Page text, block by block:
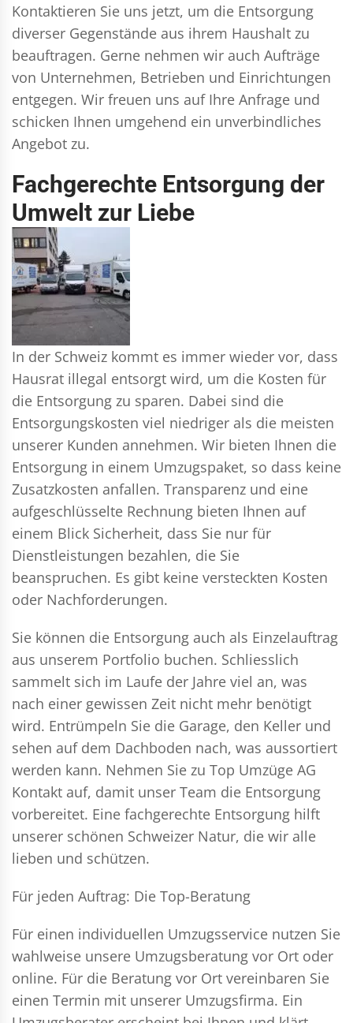
Kontaktieren Sie uns jetzt, um die Entsorgung
diverser Gegenstände aus ihrem Haushalt zu
beauftragen. Gerne nehmen wir auch Aufträge
von Unternehmen, Betrieben und Einrichtungen
entgegen. Wir freuen uns auf Ihre Anfrage und
schicken Ihnen umgehend ein unverbindliches
Angebot zu.
Fachgerechte Entsorgung der
Umwelt zur Liebe
In der Schweiz kommt es immer wieder vor, dass
Hausrat illegal entsorgt wird, um die Kosten für
die Entsorgung zu sparen. Dabei sind die
Entsorgungskosten viel niedriger als die meisten
unserer Kunden annehmen. Wir bieten Ihnen die
Entsorgung in einem Umzugspaket, so dass keine
Zusatzkosten anfallen. Transparenz und eine
aufgeschlüsselte Rechnung bieten Ihnen auf
einem Blick Sicherheit, dass Sie nur für
Dienstleistungen bezahlen, die Sie
beanspruchen. Es gibt keine versteckten Kosten
oder Nachforderungen.
Sie können die Entsorgung auch als Einzelauftrag
aus unserem Portfolio buchen. Schliesslich
sammelt sich im Laufe der Jahre viel an, was
nach einer gewissen Zeit nicht mehr benötigt
wird. Entrümpeln Sie die Garage, den Keller und
sehen auf dem Dachboden nach, was aussortiert
werden kann. Nehmen Sie zu Top Umzüge AG
Kontakt auf, damit unser Team die Entsorgung
vorbereitet. Eine fachgerechte Entsorgung hilft
unserer schönen Schweizer Natur, die wir alle
lieben und schützen.
Für jeden Auftrag: Die Top-Beratung
Für einen individuellen Umzugsservice nutzen Sie
wahlweise unsere Umzugsberatung vor Ort oder
online. Für die Beratung vor Ort vereinbaren Sie
einen Termin mit unserer Umzugsfirma. Ein